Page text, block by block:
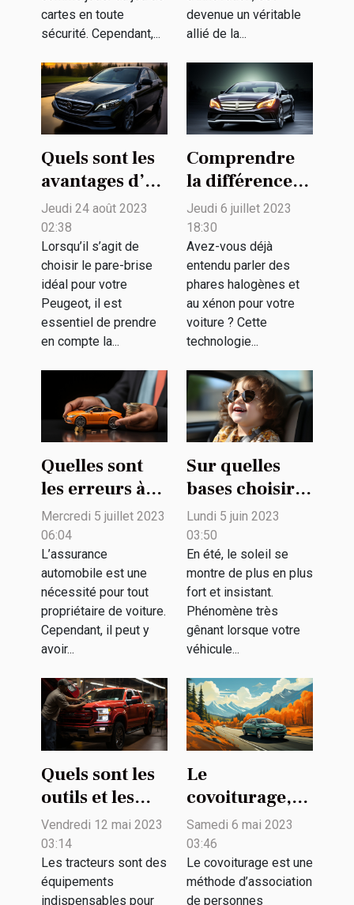
cartes en toute
sécurité. Cependant,...
devenue un véritable
allié de la...
Quels sont les
avantages d’un
pare-brise en
verre de
sécurité pour
votre Peugeot
?
Jeudi 24 août 2023
02:38
Lorsqu’il s’agit de
choisir le pare-brise
idéal pour votre
Peugeot, il est
essentiel de prendre
en compte la...
Comprendre
la différence
entre les
phares
halogènes et
au xénon pour
votre voiture
Jeudi 6 juillet 2023
18:30
Avez-vous déjà
entendu parler des
phares halogènes et
au xénon pour votre
voiture ? Cette
technologie...
Quelles sont
les erreurs à
éviter lors de
la souscription
d'une
assurance
automobile ?
Mercredi 5 juillet 2023
06:04
L’assurance
automobile est une
nécessité pour tout
propriétaire de voiture.
Cependant, il peut y
avoir...
Sur quelles
bases choisir
un pare-soleil
voiture bébé ?
Lundi 5 juin 2023
03:50
En été, le soleil se
montre de plus en plus
fort et insistant.
Phénomène très
gênant lorsque votre
véhicule...
Quels sont les
outils et les
techniques
d’entretien
d’un tracteur ?
Vendredi 12 mai 2023
03:14
Les tracteurs sont des
équipements
indispensables pour
Le
covoiturage,
qu'est-ce que
c'est ?
Samedi 6 mai 2023
03:46
Le covoiturage est une
méthode d’association
de personnes